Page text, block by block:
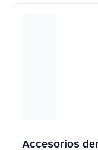
Accesorios